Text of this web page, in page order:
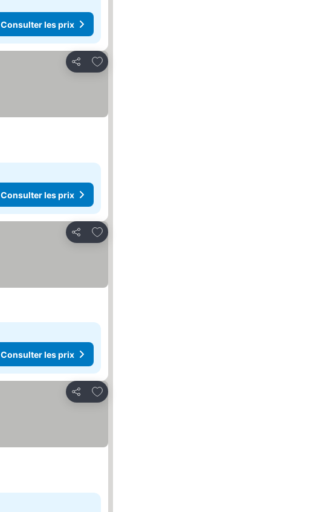
Consulter les prix
Partager
Ajouter à mes favoris
Consulter les prix
Partager
Ajouter à mes favoris
Consulter les prix
Partager
Ajouter à mes favoris